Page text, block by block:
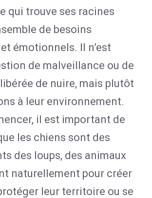
qui trouve ses racines
de besoins
émotionnels. Il n’est
de malveillance ou de
de nuire, mais plutôt
à leur environnement.
il est important de
les chiens sont des
des loups, des animaux
naturellement pour créer
leur territoire ou se